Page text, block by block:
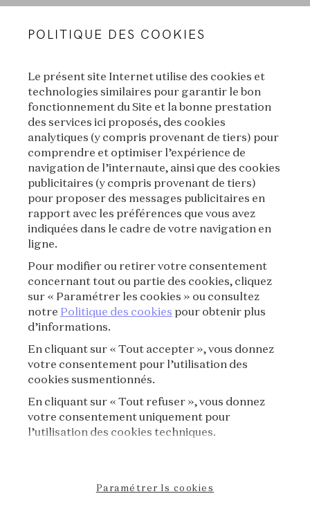
VAN CLEEF & ARPELS
MENTIONS LÉGALES
CONDITIONS GÉNÉRALES DE VENTE
CONDITIONS D'UTILISATION
CRÉDITS
CONTACT
FAQ
RÈGLEMENT DE VISITE
POLITIQUE DES COOKIES
Le présent site Internet utilise des cookies et
technologies similaires pour garantir le bon
fonctionnement du Site et la bonne prestation
des services ici proposés, des cookies
analytiques (y compris provenant de tiers) pour
comprendre et optimiser l’expérience de
navigation de l’internaute, ainsi que des cookies
publicitaires (y compris provenant de tiers)
pour proposer des messages publicitaires en
rapport avec les préférences que vous avez
indiquées dans le cadre de votre navigation en
ligne.
Pour modifier ou retirer votre consentement
concernant tout ou partie des cookies, cliquez
sur « Paramétrer les cookies » ou consultez
notre Politique des cookies pour obtenir plus
d’informations.
En cliquant sur « Tout accepter », vous donnez
votre consentement pour l’utilisation des
cookies susmentionnés.
En cliquant sur « Tout refuser », vous donnez
votre consentement uniquement pour
l’utilisation des cookies techniques.
Paramétrer ls cookies